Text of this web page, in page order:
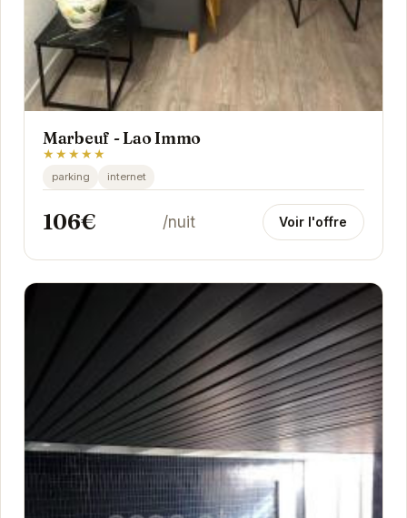
Marbeuf - Lao Immo
★★★★★
parking internet
106€ /nuit Voir l'offre